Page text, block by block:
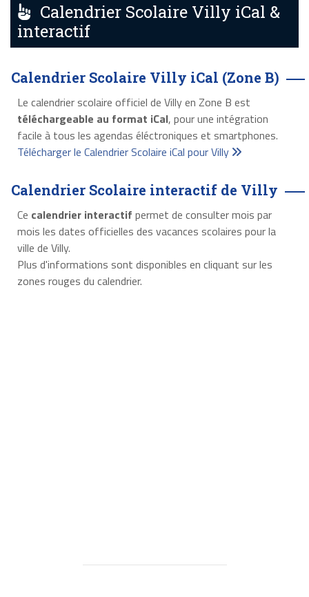
Calendrier Scolaire Villy iCal &
interactif
Calendrier Scolaire Villy iCal (Zone B)
Le calendrier scolaire officiel de Villy en Zone B est
téléchargeable au format iCal, pour une intégration
facile à tous les agendas éléctroniques et smartphones.
Télécharger le Calendrier Scolaire iCal pour Villy
Calendrier Scolaire interactif de Villy
Ce calendrier interactif permet de consulter mois par
mois les dates officielles des vacances scolaires pour la
ville de Villy.
Plus d'informations sont disponibles en cliquant sur les
zones rouges du calendrier.